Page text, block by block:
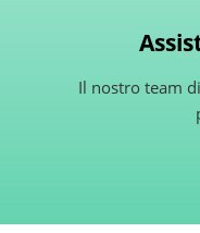
Il nostro team